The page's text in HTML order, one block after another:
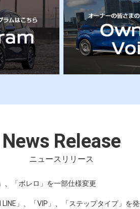
News Release
ニュースリリース
、「ボレロ」を一部仕様変更
」、「VIP」、「ステップタイプ」を